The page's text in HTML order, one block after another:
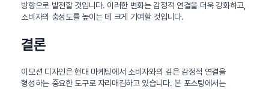
방향으로 발전할 것입니다. 이러한 변화는 감정적 연결을 더욱 강화하고,
소비자의 충성도를 높이는 데 크게 기여할 것입니다.
결론
이모션 디자인은 현대 마케팅에서 소비자와의 깊은 감정적 연결을
형성하는 중요한 도구로 자리매김하고 있습니다. 본 포스팅에서는